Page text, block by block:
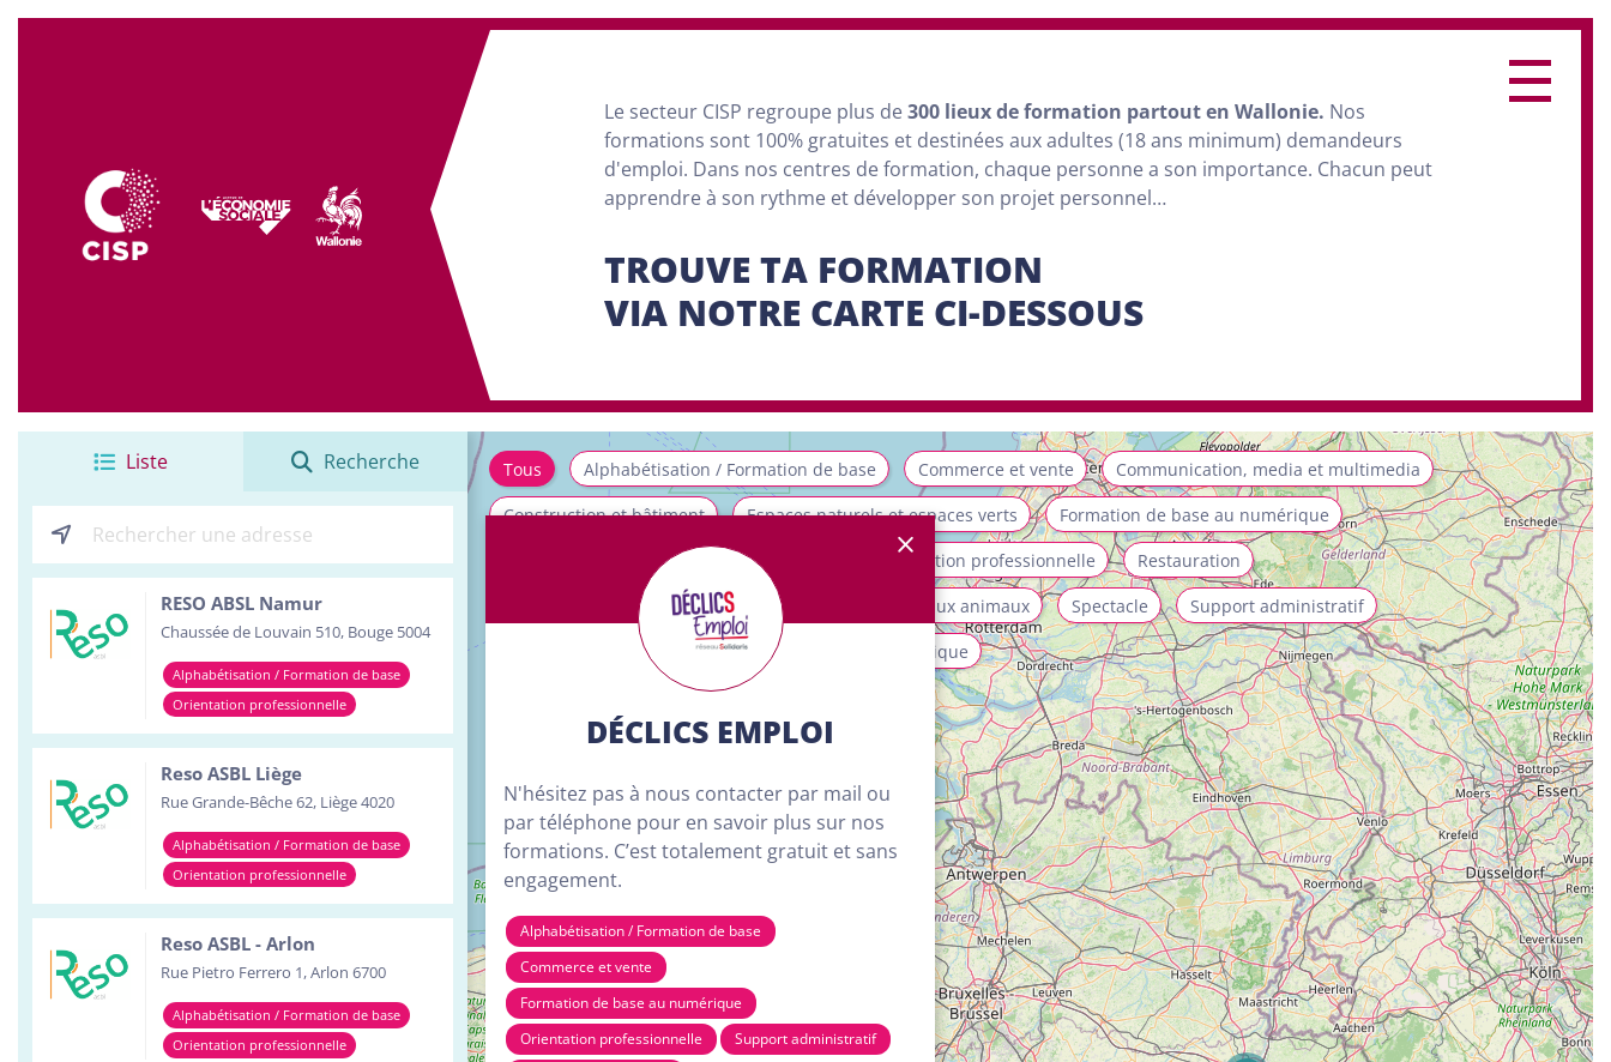
Le secteur CISP regroupe plus de300 lieux de formation partout en Wallonie. Nos
formations sont 100% gratuites et destinées aux adultes (18 ans minimum) demandeurs
d'emploi. Dans nos centres de formation, chaque personne a son importance. Chacun peut
apprendre à son rythme et développer son projet personnel…
TROUVE TA FORMATION
VIA NOTRE CARTE CI-DESSOUS
Liste Recherche
RESO ABSL Namur
Chaussée de Louvain 510, Bouge 5004
Alphabétisation / Formation de base
Orientation professionnelle
Reso ASBL Liège
Rue Grande-Bêche 62, Liège 4020
Alphabétisation / Formation de base
Orientation professionnelle
Reso ASBL - Arlon
Rue Pietro Ferrero 1, Arlon 6700
Alphabétisation / Formation de base
Orientation professionnelle
Tous Alphabétisation / Formation de base Commerce et vente
Communication, media et multimedia
Construction et bâtiment
Espaces naturels et espaces verts
Formation de base au numérique
Installation et maintenance
Orientation professionnelle
Restauration
Services aux personnes et à la collectivité
Soins aux animaux Spectacle
Support administratif
Tourisme, loisirs et animation
Transport et logistique
−
DÉCLICS EMPLOI
N'hésitez pas à nous contacter par mail ou
par téléphone pour en savoir plus sur nos
formations. C’est totalement gratuit et sans
engagement.
Alphabétisation / Formation de base
Commerce et vente
Formation de base au numérique
Orientation professionnelle
Support administratif